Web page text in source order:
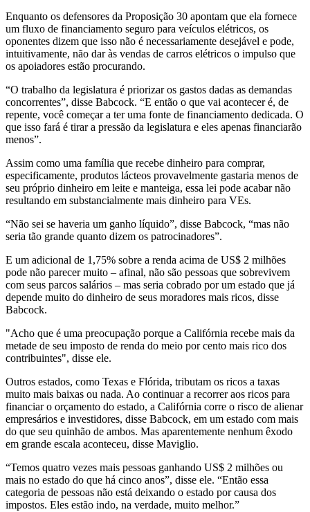
Enquanto os defensores da Proposição 30 apontam que ela fornece
um fluxo de financiamento seguro para veículos elétricos, os
oponentes dizem que isso não é necessariamente desejável e pode,
intuitivamente, não dar às vendas de carros elétricos o impulso que
os apoiadores estão procurando.
“O trabalho da legislatura é priorizar os gastos dadas as demandas
concorrentes”, disse Babcock. “E então o que vai acontecer é, de
repente, você começar a ter uma fonte de financiamento dedicada. O
que isso fará é tirar a pressão da legislatura e eles apenas financiarão
menos”.
Assim como uma família que recebe dinheiro para comprar,
especificamente, produtos lácteos provavelmente gastaria menos de
seu próprio dinheiro em leite e manteiga, essa lei pode acabar não
resultando em substancialmente mais dinheiro para VEs.
“Não sei se haveria um ganho líquido”, disse Babcock, “mas não
seria tão grande quanto dizem os patrocinadores”.
E um adicional de 1,75% sobre a renda acima de US$ 2 milhões
pode não parecer muito – afinal, não são pessoas que sobrevivem
com seus parcos salários – mas seria cobrado por um estado que já
depende muito do dinheiro de seus moradores mais ricos, disse
Babcock.
"Acho que é uma preocupação porque a Califórnia recebe mais da
metade de seu imposto de renda do meio por cento mais rico dos
contribuintes", disse ele.
Outros estados, como Texas e Flórida, tributam os ricos a taxas
muito mais baixas ou nada. Ao continuar a recorrer aos ricos para
financiar o orçamento do estado, a Califórnia corre o risco de alienar
empresários e investidores, disse Babcock, em um estado com mais
do que seu quinhão de ambos. Mas aparentemente nenhum êxodo
em grande escala aconteceu, disse Maviglio.
“Temos quatro vezes mais pessoas ganhando US$ 2 milhões ou
mais no estado do que há cinco anos”, disse ele. “Então essa
categoria de pessoas não está deixando o estado por causa dos
impostos. Eles estão indo, na verdade, muito melhor.”